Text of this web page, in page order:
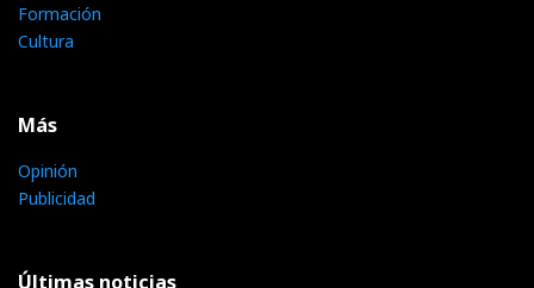
Formación
Cultura
Más
Opinión
Publicidad
Últimas noticias